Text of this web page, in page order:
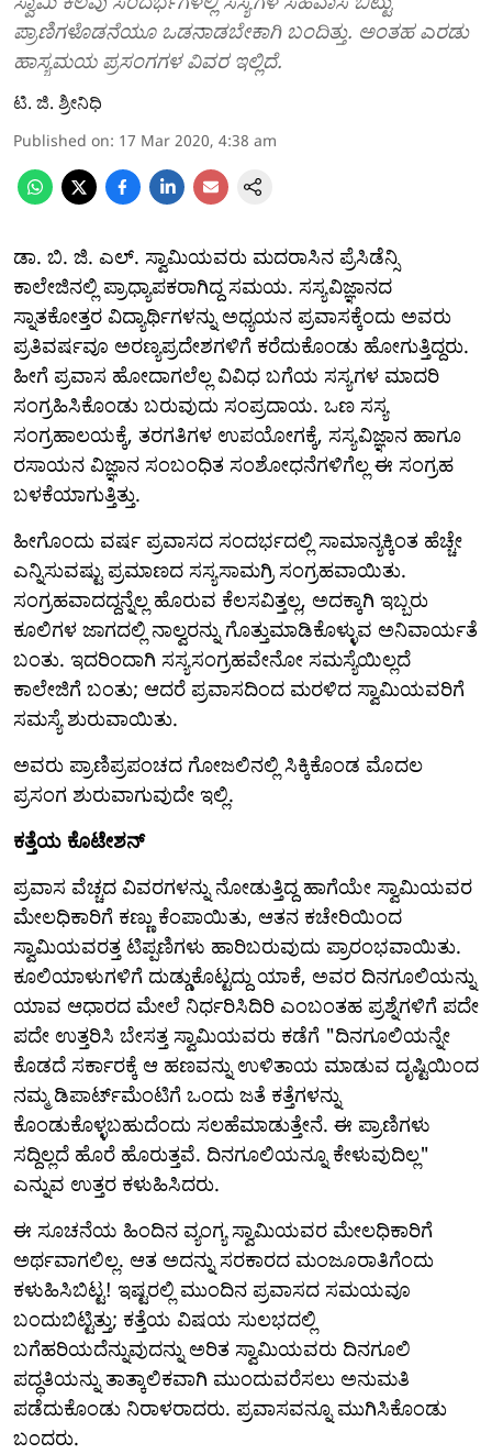
ಪ್ರಾಣಿಗಳೊಡನೆಯೂ ಒಡನಾಡಬೇಕಾಗಿ ಬಂದಿತ್ತು. ಅಂತಹ ಎರಡು
ಹಾಸ್ಯಮಯ ಪ್ರಸಂಗಗಳ ವಿವರ ಇಲ್ಲಿದೆ.
ಟಿ. ಜಿ. ಶ್ರೀನಿಧಿ
Published on: 17 Mar 2020, 4:38 am
ಡಾ. ಬಿ. ಜಿ. ಎಲ್. ಸ್ವಾಮಿಯವರು ಮದರಾಸಿನ ಪ್ರೆಸಿಡೆನ್ಸಿ
ಕಾಲೇಜಿನಲ್ಲಿ ಪ್ರಾಧ್ಯಾಪಕರಾಗಿದ್ದ ಸಮಯ. ಸಸ್ಯವಿಜ್ಞಾನದ
ಸ್ನಾತಕೋತ್ತರ ವಿದ್ಯಾರ್ಥಿಗಳನ್ನು ಅಧ್ಯಯನ ಪ್ರವಾಸಕ್ಕೆಂದು ಅವರು
ಪ್ರತಿವರ್ಷವೂ ಅರಣ್ಯಪ್ರದೇಶಗಳಿಗೆ ಕರೆದುಕೊಂಡು ಹೋಗುತ್ತಿದ್ದರು.
ಹೀಗೆ ಪ್ರವಾಸ ಹೋದಾಗಲೆಲ್ಲ ವಿವಿಧ ಬಗೆಯ ಸಸ್ಯಗಳ ಮಾದರಿ
ಸಂಗ್ರಹಿಸಿಕೊಂಡು ಬರುವುದು ಸಂಪ್ರದಾಯ. ಒಣ ಸಸ್ಯ
ಸಂಗ್ರಹಾಲಯಕ್ಕೆ, ತರಗತಿಗಳ ಉಪಯೋಗಕ್ಕೆ, ಸಸ್ಯವಿಜ್ಞಾನ ಹಾಗೂ
ರಸಾಯನ ವಿಜ್ಞಾನ ಸಂಬಂಧಿತ ಸಂಶೋಧನೆಗಳಿಗೆಲ್ಲ ಈ ಸಂಗ್ರಹ
ಬಳಕೆಯಾಗುತ್ತಿತ್ತು.
ಹೀಗೊಂದು ವರ್ಷ ಪ್ರವಾಸದ ಸಂದರ್ಭದಲ್ಲಿ ಸಾಮಾನ್ಯಕ್ಕಿಂತ ಹೆಚ್ಚೇ
ಎನ್ನಿಸುವಷ್ಟು ಪ್ರಮಾಣದ ಸಸ್ಯಸಾಮಗ್ರಿ ಸಂಗ್ರಹವಾಯಿತು.
ಸಂಗ್ರಹವಾದದ್ದನ್ನೆಲ್ಲ ಹೊರುವ ಕೆಲಸವಿತ್ತಲ್ಲ, ಅದಕ್ಕಾಗಿ ಇಬ್ಬರು
ಕೂಲಿಗಳ ಜಾಗದಲ್ಲಿ ನಾಲ್ವರನ್ನು ಗೊತ್ತುಮಾಡಿಕೊಳ್ಳುವ ಅನಿವಾರ್ಯತೆ
ಬಂತು. ಇದರಿಂದಾಗಿ ಸಸ್ಯಸಂಗ್ರಹವೇನೋ ಸಮಸ್ಯೆಯಿಲ್ಲದೆ
ಕಾಲೇಜಿಗೆ ಬಂತು; ಆದರೆ ಪ್ರವಾಸದಿಂದ ಮರಳಿದ ಸ್ವಾಮಿಯವರಿಗೆ
ಸಮಸ್ಯೆ ಶುರುವಾಯಿತು.
ಅವರು ಪ್ರಾಣಿಪ್ರಪಂಚದ ಗೋಜಲಿನಲ್ಲಿ ಸಿಕ್ಕಿಕೊಂಡ ಮೊದಲ
ಪ್ರಸಂಗ ಶುರುವಾಗುವುದೇ ಇಲ್ಲಿ.
ಕತ್ತೆಯ ಕೊಟೇಶನ್
ಪ್ರವಾಸ ವೆಚ್ಚದ ವಿವರಗಳನ್ನು ನೋಡುತ್ತಿದ್ದ ಹಾಗೆಯೇ ಸ್ವಾಮಿಯವರ
ಮೇಲಧಿಕಾರಿಗೆ ಕಣ್ಣು ಕೆಂಪಾಯಿತು, ಆತನ ಕಚೇರಿಯಿಂದ
ಸ್ವಾಮಿಯವರತ್ತ ಟಿಪ್ಪಣಿಗಳು ಹಾರಿಬರುವುದು ಪ್ರಾರಂಭವಾಯಿತು.
ಕೂಲಿಯಾಳುಗಳಿಗೆ ದುಡ್ಡುಕೊಟ್ಟದ್ದು ಯಾಕೆ, ಅವರ ದಿನಗೂಲಿಯನ್ನು
ಯಾವ ಆಧಾರದ ಮೇಲೆ ನಿರ್ಧರಿಸಿದಿರಿ ಎಂಬಂತಹ ಪ್ರಶ್ನೆಗಳಿಗೆ ಪದೇ
ಪದೇ ಉತ್ತರಿಸಿ ಬೇಸತ್ತ ಸ್ವಾಮಿಯವರು ಕಡೆಗೆ "ದಿನಗೂಲಿಯನ್ನೇ
ಕೊಡದೆ ಸರ್ಕಾರಕ್ಕೆ ಆ ಹಣವನ್ನು ಉಳಿತಾಯ ಮಾಡುವ ದೃಷ್ಟಿಯಿಂದ
ನಮ್ಮ ಡಿಪಾರ್ಟ್‌ಮೆಂಟಿಗೆ ಒಂದು ಜತೆ ಕತ್ತೆಗಳನ್ನು
ಕೊಂಡುಕೊಳ್ಳಬಹುದೆಂದು ಸಲಹೆಮಾಡುತ್ತೇನೆ. ಈ ಪ್ರಾಣಿಗಳು
ಸದ್ದಿಲ್ಲದೆ ಹೊರೆ ಹೊರುತ್ತವೆ. ದಿನಗೂಲಿಯನ್ನೂ ಕೇಳುವುದಿಲ್ಲ"
ಎನ್ನುವ ಉತ್ತರ ಕಳುಹಿಸಿದರು.
ಈ ಸೂಚನೆಯ ಹಿಂದಿನ ವ್ಯಂಗ್ಯ ಸ್ವಾಮಿಯವರ ಮೇಲಧಿಕಾರಿಗೆ
ಅರ್ಥವಾಗಲಿಲ್ಲ. ಆತ ಅದನ್ನು ಸರಕಾರದ ಮಂಜೂರಾತಿಗೆಂದು
ಕಳುಹಿಸಿಬಿಟ್ಟ! ಇಷ್ಟರಲ್ಲಿ ಮುಂದಿನ ಪ್ರವಾಸದ ಸಮಯವೂ
ಬಂದುಬಿಟ್ಟಿತ್ತು; ಕತ್ತೆಯ ವಿಷಯ ಸುಲಭದಲ್ಲಿ
ಬಗೆಹರಿಯದೆನ್ನುವುದನ್ನು ಅರಿತ ಸ್ವಾಮಿಯವರು ದಿನಗೂಲಿ
ಪದ್ಧತಿಯನ್ನು ತಾತ್ಕಾಲಿಕವಾಗಿ ಮುಂದುವರೆಸಲು ಅನುಮತಿ
ಪಡೆದುಕೊಂಡು ನಿರಾಳರಾದರು. ಪ್ರವಾಸವನ್ನೂ ಮುಗಿಸಿಕೊಂಡು
ಬಂದರು.